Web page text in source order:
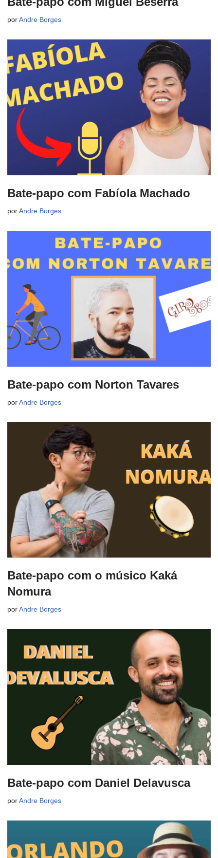
por Andre Borges
Bate-papo com Fabíola Machado
por Andre Borges
Bate-papo com Norton Tavares
por Andre Borges
Bate-papo com o músico Kaká
Nomura
por Andre Borges
Bate-papo com Daniel Delavusca
por Andre Borges